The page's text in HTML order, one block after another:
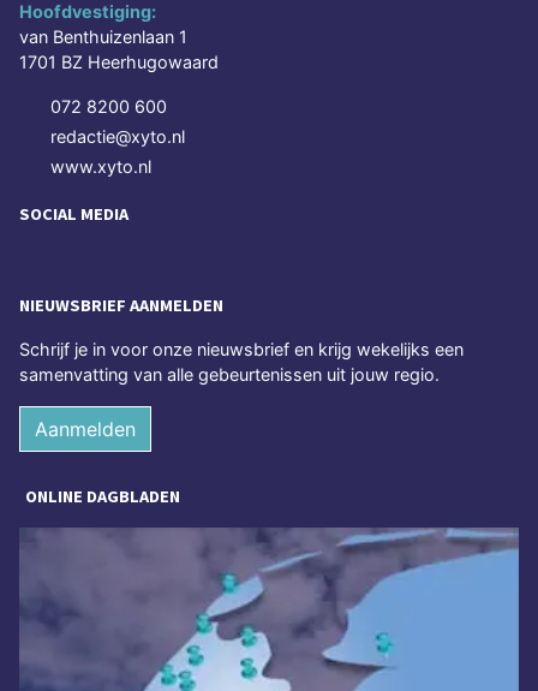
Hoofdvestiging:
van Benthuizenlaan 1
1701 BZ Heerhugowaard
072 8200 600
redactie@xyto.nl
www.xyto.nl
SOCIAL MEDIA
NIEUWSBRIEF AANMELDEN
Schrijf je in voor onze nieuwsbrief en krijg wekelijks een
samenvatting van alle gebeurtenissen uit jouw regio.
Aanmelden
ONLINE DAGBLADEN